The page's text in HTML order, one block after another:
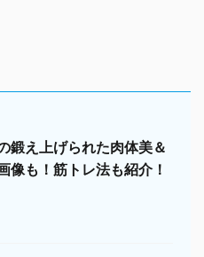
鍛え上げられた肉体美＆
像も！筋トレ法も紹介！